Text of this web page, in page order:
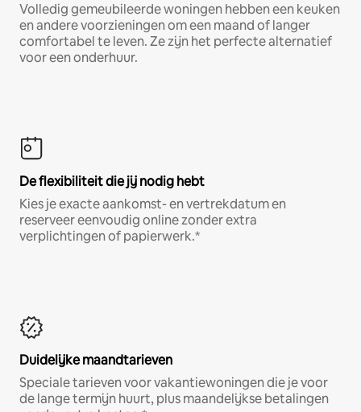
Volledig gemeubileerde woningen hebben een keuken
en andere voorzieningen om een maand of langer
comfortabel te leven. Ze zijn het perfecte alternatief
voor een onderhuur.
De flexibiliteit die jij nodig hebt
Kies je exacte aankomst- en vertrekdatum en
reserveer eenvoudig online zonder extra
verplichtingen of papierwerk.*
Duidelijke maandtarieven
Speciale tarieven voor vakantiewoningen die je voor
de lange termijn huurt, plus maandelijkse betalingen